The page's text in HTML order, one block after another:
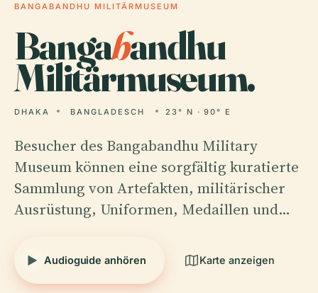
BANGABANDHU MILITÄRMUSEUM
Bangabandhu
Militärmuseum.
DHAKA BANGLADESCH 23° N · 90° E
Besucher des Bangabandhu Military
Museum können eine sorgfältig kuratierte
Sammlung von Artefakten, militärischer
Ausrüstung, Uniformen, Medaillen und…
Audioguide anhören Karte anzeigen